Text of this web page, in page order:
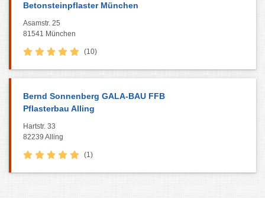
Betonsteinpflaster München
Asamstr. 25
81541 München
(10)
Bernd Sonnenberg GALA-BAU FFB
Pflasterbau Alling
Hartstr. 33
82239 Alling
(1)